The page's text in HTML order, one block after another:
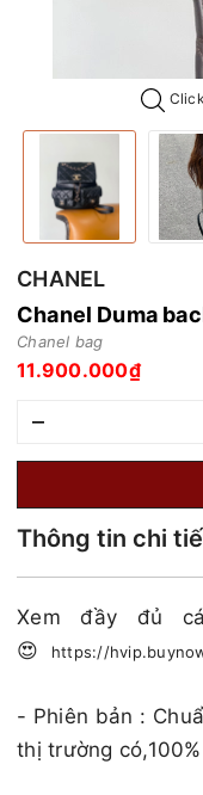
CHANEL
Chanel Duma
Chanel bag
11.900.000₫
–
Thông tin chi
Xem đầy đủ
😍
https://
- Phiên bản :
thị trường